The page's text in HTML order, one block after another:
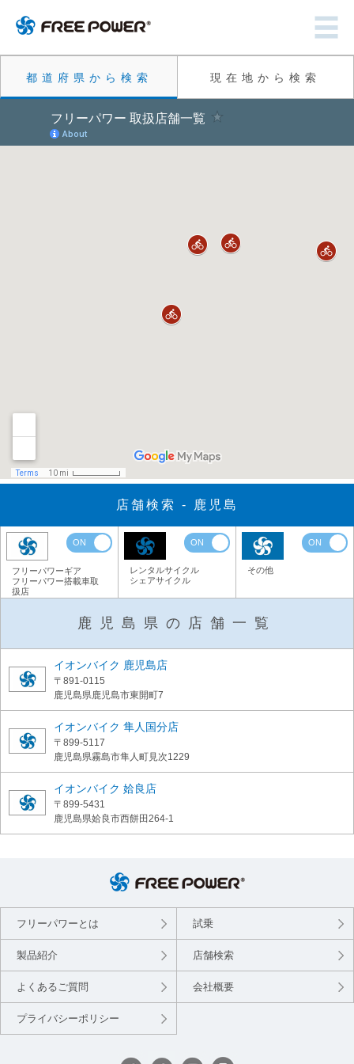
都道府県から検索 現在地から検索
店舗検索 - 鹿児島
ON
フリーパワーギア
フリーパワー搭載車取
扱店
ON
レンタルサイクル
シェアサイクル
ON
その他
鹿児島県の店舗一覧
イオンバイク 鹿児島店
〒891-0115
鹿児島県鹿児島市東開町7
イオンバイク 隼人国分店
〒899-5117
鹿児島県霧島市隼人町見次1229
イオンバイク 姶良店
〒899-5431
鹿児島県姶良市西餅田264-1
フリーパワーとは 試乗
製品紹介 店舗検索
よくあるご質問 会社概要
プライバシーポリシー